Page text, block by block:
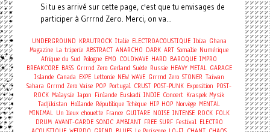
Si tu es arrivé sur cette page, c'est que tu envisages de
participer à Grrrnd Zero. Merci, on va...
UNDERGROUND KRAUTROCK Italie ELECTROACOUSTIQUE Ibiza Ghana
Magazine La triperie ABSTRACT ANARCHO DARK ART Somalie Numérique
Afrique du Sud Pologne EMO COLDWAVE HARD BAROQUE IMPRO
BREAKCORE BASS Grrrnd Zero Gerland Suède Russie HEAVY METAL GARAGE
Islande Canada EXPE Lettonie NEW WAVE Grrrnd Zero STONER Taiwan
Sahara Grrrnd Zero Vaise POP Portugal CRUST POST-PUNK Exposition POST-
ROCK Malaysie Japon Finlande Euskadi INDIE Concert Kraspek Mysik
Tadjikistan Hollande République Tchèque HIP HOP Norvège MENTAL
MINIMAL Un lieux chouette France GUITARE NOISE INTENSE ROCK FOLK
DRUM AVANT-GARDE SONIC AMBIANT FREE SURF Festival ELECTRO